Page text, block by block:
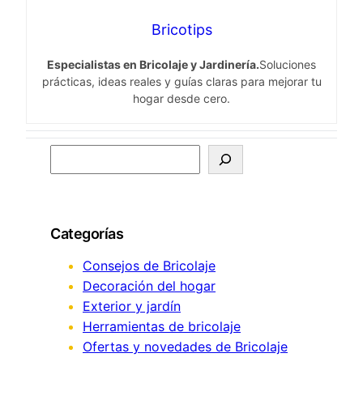
Bricotips
Especialistas en Bricolaje y Jardinería.Soluciones
prácticas, ideas reales y guías claras para mejorar tu
hogar desde cero.
e
c
Categorías
Consejos de Bricolaje
Decoración del hogar
Exterior y jardín
Herramientas de bricolaje
Ofertas y novedades de Bricolaje